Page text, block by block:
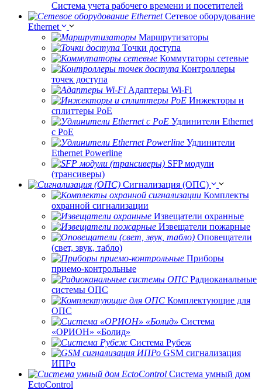
Система учета рабочего времени и посетителей
Сетевое оборудование
Ethernet
Маршрутизаторы
Точки доступа
Коммутаторы сетевые
Контроллеры
точек доступа
Адаптеры Wi-Fi
Инжекторы и
сплиттеры РоЕ
Удлинители Ethernet
с PoE
Удлинители
Ethernet Powerline
SFP модули
(трансиверы)
Сигнализация (ОПС)
Комплекты
охранной сигнализации
Извещатели охранные
Извещатели пожарные
Оповещатели
(свет, звук, табло)
Приборы
приемо-контрольные
Радиоканальные
системы ОПС
Комплектующие для
ОПС
Система
«ОРИОН» «Болид»
Система Рубеж
GSM сигнализация
ИПРо
Система умный дом
EctoControl